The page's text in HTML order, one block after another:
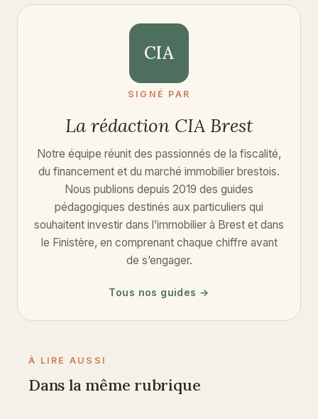
CIA
SIGNÉ PAR
La rédaction CIA Brest
Notre équipe réunit des passionnés de la fiscalité,
du financement et du marché immobilier brestois.
Nous publions depuis 2019 des guides
pédagogiques destinés aux particuliers qui
souhaitent investir dans l’immobilier à Brest et dans
le Finistère, en comprenant chaque chiffre avant
de s’engager.
Tous nos guides →
À LIRE AUSSI
Dans la même rubrique